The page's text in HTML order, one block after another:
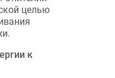
целью
к